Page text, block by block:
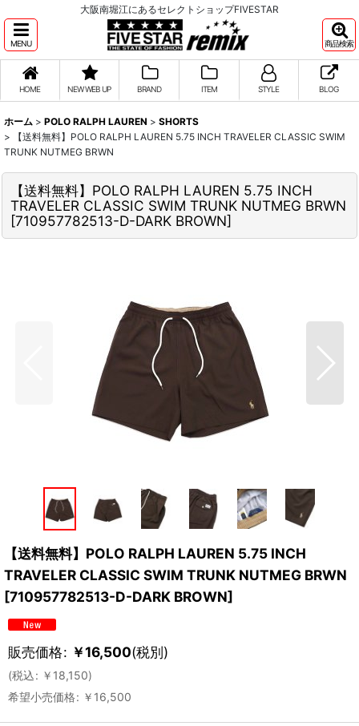
大阪南堀江にあるセレクトショップFIVESTAR
MENU 商品検索
HOME NEW WEB UP BRAND ITEM STYLE BLOG
ホーム > POLO RALPH LAUREN > SHORTS
>
【送料無料】POLO RALPH LAUREN 5.75 INCH TRAVELER CLASSIC SWIM
TRUNK NUTMEG BRWN
【送料無料】POLO RALPH LAUREN 5.75 INCH
TRAVELER CLASSIC SWIM TRUNK NUTMEG BRWN
[710957782513-D-DARK BROWN]
【送料無料】POLO RALPH LAUREN 5.75 INCH
TRAVELER CLASSIC SWIM TRUNK NUTMEG BRWN
[710957782513-D-DARK BROWN]
販売価格: ￥16,500(税別)
(税込: ￥ 18,150)
希望小売価格: ￥ 16,500